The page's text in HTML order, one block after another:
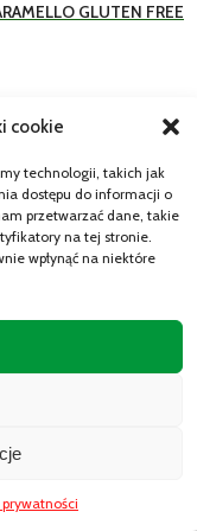
cookie
technologii, takich jak
dostępu do informacji o
przetwarzać dane, takie
na tej stronie.
wpłynąć na niektóre
GLUTEN FREE